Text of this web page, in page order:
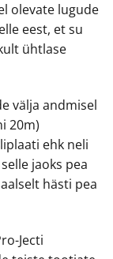
olevate lugude
eest, et su
ühtlase
välja andmisel
20m)
ehk neli
jaoks pea
hästi pea
Jecti